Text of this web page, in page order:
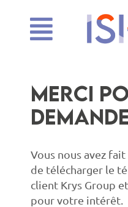
Merci
Vous nous avez
de télécharger le
client Krys Group
pour votre intérêt.